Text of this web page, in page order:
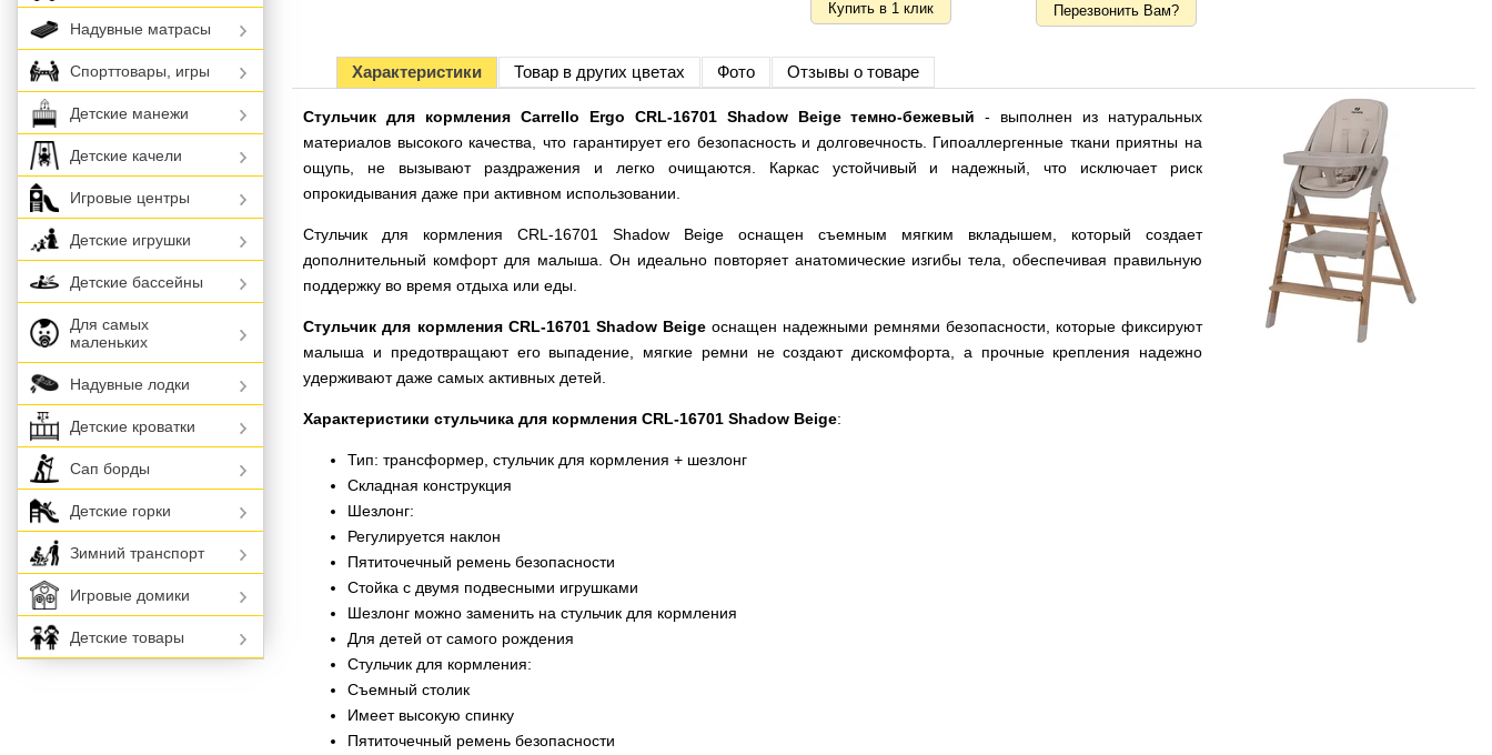
Перезвонить Вам?
Характеристики Товар в других цветах Фото Отзывы о товаре
Стульчик для кормления Carrello Ergo CRL-16701 Shadow Beige темно-бежевый - выполнен из натуральных
материалов высокого качества, что гарантирует его безопасность и долговечность. Гипоаллергенные ткани приятны на
ощупь, не вызывают раздражения и легко очищаются. Каркас устойчивый и надежный, что исключает риск
опрокидывания даже при активном использовании.
Стульчик для кормления CRL-16701 Shadow Beige оснащен съемным мягким вкладышем, который создает
дополнительный комфорт для малыша. Он идеально повторяет анатомические изгибы тела, обеспечивая правильную
поддержку во время отдыха или еды.
Стульчик для кормления CRL-16701 Shadow Beigeоснащен надежными ремнями безопасности, которые фиксируют
малыша и предотвращают его выпадение, мягкие ремни не создают дискомфорта, а прочные крепления надежно
удерживают даже самых активных детей.
Характеристики стульчика для кормления CRL-16701 Shadow Beige:
Тип: трансформер, стульчик для кормления + шезлонг
Складная конструкция
Шезлонг:
Регулируется наклон
Пятиточечный ремень безопасности
Стойка с двумя подвесными игрушками
Шезлонг можно заменить на стульчик для кормления
Для детей от самого рождения
Стульчик для кормления:
Съемный столик
Имеет высокую спинку
Пятиточечный ремень безопасности
Надувные матрасы
Спорттовары, игры
Детские манежи
Детские качели
Игровые центры
Детские игрушки
Детские бассейны
Для самых
маленьких
Надувные лодки
Детские кроватки
Сап борды
Детские горки
Зимний транспорт
Игровые домики
Детские товары